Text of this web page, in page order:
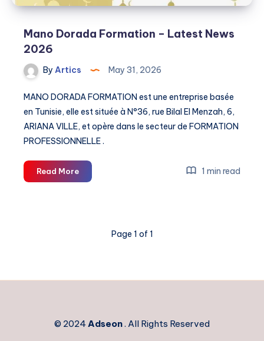
Mano Dorada Formation – Latest News
2026
By Artics May 31, 2026
MANO DORADA FORMATION est une entreprise basée
en Tunisie, elle est située à N°36, rue Bilal El Menzah, 6,
ARIANA VILLE, et opère dans le secteur de FORMATION
PROFESSIONNELLE .
Read MoreMano
Dorada
1 min read
Page 1 of 1
© 2024 Adseon. All Rights Reserved